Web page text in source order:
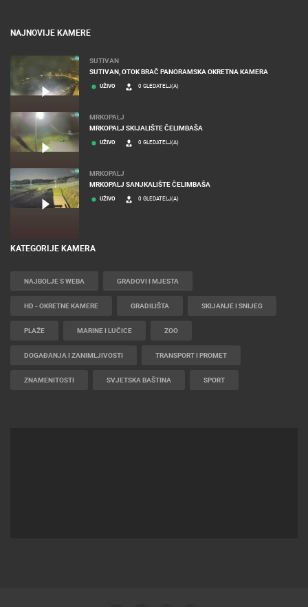
NAJNOVIJE KAMERE
SUTIVAN
SUTIVAN, OTOK BRAČ PANORAMSKA OKRETNA KAMERA
UŽIVO 0 GLEDATELJ(A)
MRKOPALJ
MRKOPALJ SKIJALIŠTE ČELIMBAŠA
UŽIVO 0 GLEDATELJ(A)
MRKOPALJ
MRKOPALJ SANJKALIŠTE ČELIMBAŠA
UŽIVO 0 GLEDATELJ(A)
KATEGORIJE KAMERA
NAJBOLJE S WEBA GRADOVI I MJESTA
HD - OKRETNE KAMERE GRADILIŠTA SKIJANJE I SNIJEG
PLAŽE MARINE I LUČICE ZOO
DOGAĐANJA I ZANIMLJIVOSTI TRANSPORT I PROMET
ZNAMENITOSTI SVJETSKA BAŠTINA SPORT